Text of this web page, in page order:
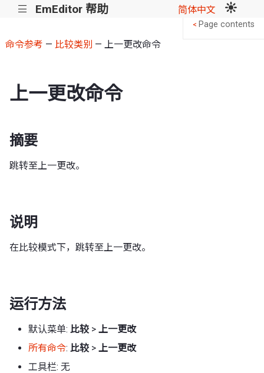
||| EmEditor 帮助 简体中文
命令参考 — 比较类别 — 上一更改命令
上一更改命令
摘要
跳转至上一更改。
说明
在比较模式下，跳转至上一更改。
运行方法
默认菜单: 比较 > 上一更改
所有命令: 比较 > 上一更改
工具栏: 无
< Page contents